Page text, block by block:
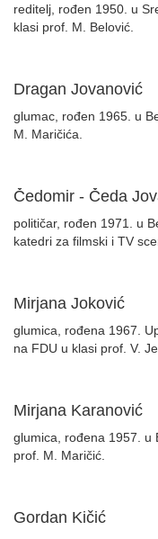
reditelj, rođen 1950. u
klasi prof. M. Belović.
Dragan Jovanović
glumac, rođen 1965. u
M. Maričića.
Čedomir - Čeda
političar, rođen 1971. u
katedri za filmski i TV
Mirjana Joković
glumica, rođena 1967.
na FDU u klasi prof. V.
Mirjana Karanović
glumica, rođena 1957. u
prof. M. Maričić.
Gordan Kičić